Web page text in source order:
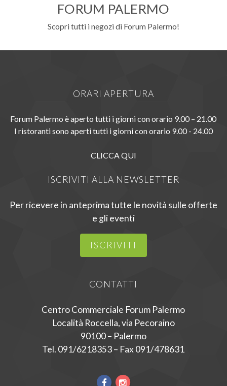
FORUM PALERMO
Scopri tutti i negozi di Forum Palermo!
ORARI APERTURA
Forum Palermo è aperto tutti i giorni con orario 9.00 – 21.00
I ristoranti sono aperti tutti i giorni con orario 9.00 - 24.00
CLICCA QUI
ISCRIVITI ALLA NEWSLETTER
Per ricevere in anteprima tutte le novità sulle offerte
e gli eventi
ISCRIVITI
CONTATTI
Centro Commerciale Forum Palermo
Località Roccella, via Pecoraino
90100 – Palermo
Tel. 091/6218353 – Fax 091/478631